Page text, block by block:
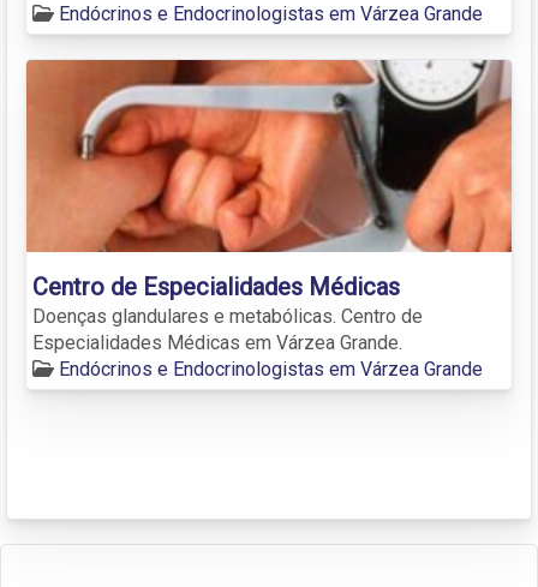
Endócrinos e Endocrinologistas em Várzea Grande
Centro de Especialidades Médicas
Doenças glandulares e metabólicas. Centro de
Especialidades Médicas em Várzea Grande.
Endócrinos e Endocrinologistas em Várzea Grande